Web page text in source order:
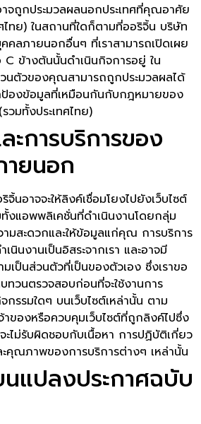
ถูกประมวลผลนอกประเทศที่คุณอาศัย
ทย) ในสถานที่ใดก็ตามที่ออริจิ้น บริษัท
คลภายนอกอื่นๆ ที่เราสามารถเปิดเผย
ข้างต้นนั้นดำเนินกิจการอยู่ ใน
นตัวของคุณสามารถถูกประมวลผลได้
องข้อมูลที่เหมือนกันกับกฎหมายของ
มทั้งประเทศไทย)
ะการบริการของ
ยนอก
นอาจจะให้ลิงค์เชื่อมโยงไปยังเว็บไซต์
งแอพพลิเคชั่นที่ดำเนินงานโดยกลุ่ม
มสะดวกและให้ข้อมูลแก่คุณ การบริการ
เนินงานเป็นอิสระจากเรา และอาจมี
มเป็นส่วนตัวที่เป็นของตัวเอง ซึ่งเราขอ
วนตรวจสอบก่อนที่จะใช้งานการ
กรรมใดๆ บนเว็บไซต์เหล่านั้น ตาม
จ้าของหรือควบคุมเว็บไซต์ที่ถูกลิงค์ไปซึ่ง
ะไม่รับผิดชอบกับเนื้อหา การปฏิบัติเกี่ยว
คุณภาพของการบริการต่างๆ เหล่านั้น
นแปลงประกาศฉบับ